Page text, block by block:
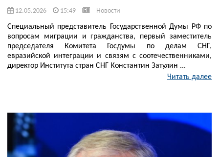
12.05.2026 15:49 Новости
Специальный представитель Государственной Думы РФ по
вопросам миграции и гражданства, первый заместитель
председателя Комитета Госдумы по делам СНГ,
евразийской интеграции и связям с соотечественниками,
директор Института стран СНГ Константин Затулин ...
Читать далее